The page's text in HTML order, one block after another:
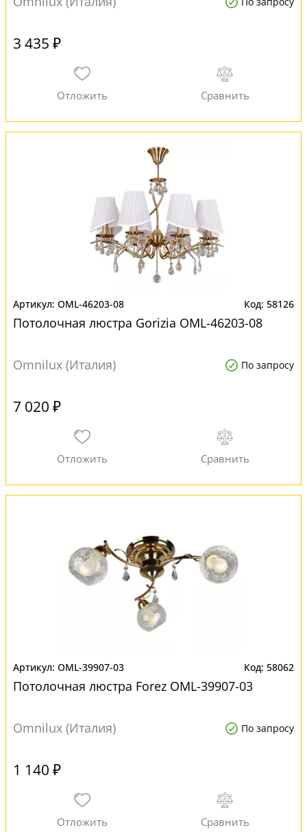
3 435 ₽
OML-46203-08 58126
Потолочная люстра Gorizia OML-46203-08
Omnilux (Италия) По запросу
7 020 ₽
OML-39907-03 58062
Потолочная люстра Forez OML-39907-03
Omnilux (Италия) По запросу
1 140 ₽